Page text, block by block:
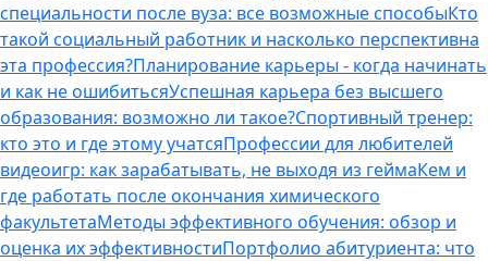
специальности после вуза: все возможные способыКто
такой социальный работник и насколько перспективна
эта профессия?Планирование карьеры - когда начинать
и как не ошибитьсяУспешная карьера без высшего
образования: возможно ли такое?Спортивный тренер:
кто это и где этому учатсяПрофессии для любителей
видеоигр: как зарабатывать, не выходя из геймаКем и
где работать после окончания химического
факультетаМетоды эффективного обучения: обзор и
оценка их эффективностиПортфолио абитуриента: что